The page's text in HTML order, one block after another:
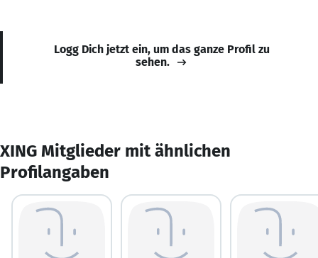
Logg Dich jetzt ein, um das ganze Profil zu
sehen.
XING Mitglieder mit ähnlichen
Profilangaben